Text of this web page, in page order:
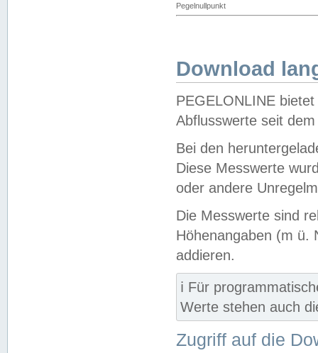
Pegelnullpunkt
Download
PEGELONLINE
Abflusswerte seit
Bei den
Diese Messwerte
oder andere
Die Messwerte sind
Höhenangaben (m ü.
addieren.
ℹ️ Für
Werte stehen auch
Zugriff auf die